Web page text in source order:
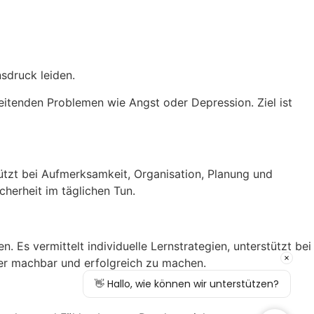
leiden.
Problemen wie Angst oder Depression. Ziel ist
bei Aufmerksamkeit, Organisation, Planung und
im täglichen Tun.
Es vermittelt individuelle Lernstrategien, unterstützt bei
machbar und erfolgreich zu machen.